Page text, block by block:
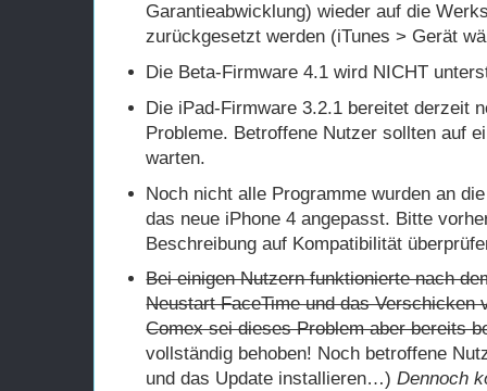
Garantieabwicklung) wieder auf die
zurückgesetzt werden (iTunes > Gerät
Die Beta-Firmware 4.1 wird NICHT
Die iPad-Firmware 3.2.1 bereitet derzeit
Probleme. Betroffene Nutzer sollten auf
warten.
Noch nicht alle Programme wurden an
das neue iPhone 4 angepasst. Bitte
Beschreibung auf Kompatibilität
Bei einigen Nutzern funktionierte nach
Neustart FaceTime und das Verschicken
Comex sei dieses Problem aber bereits
vollständig behoben! Noch betroffene
und das Update installieren…)Dennoch